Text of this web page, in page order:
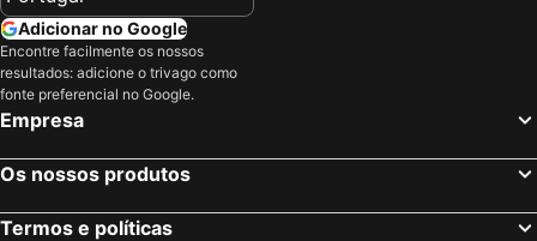
Adicionar no Google
Encontre facilmente os nossos
resultados: adicione o trivago como
fonte preferencial no Google.
Empresa
Os nossos produtos
Termos e políticas